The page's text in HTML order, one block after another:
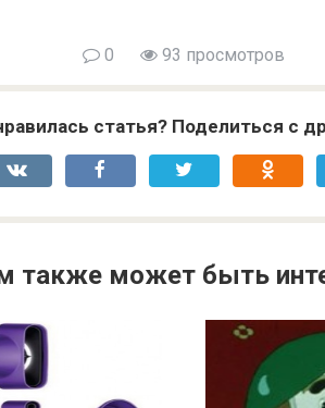
0 93 просмотров
статья? Поделиться с
также может быть